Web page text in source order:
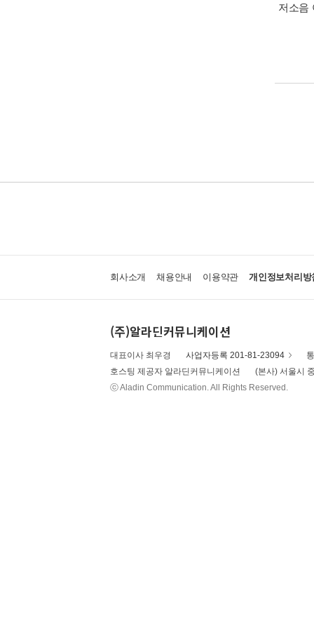
저소음
회사소개 채용안내 이용약관 개인정보처리방
(주)알라딘커뮤니케이션
대표이사 최우경 사업자등록 201-81-23094
호스팅 제공자 알라딘커뮤니케이션
(본사) 서울시
ⓒ Aladin Communication. All Rights Reserved.